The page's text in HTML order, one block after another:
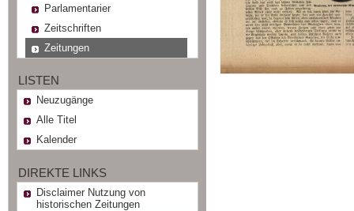
Parlamentarier
Zeitschriften
Zeitungen
LISTEN
Neuzugänge
Alle Titel
Kalender
DIREKTE LINKS
Disclaimer Nutzung von
historischen Zeitungen